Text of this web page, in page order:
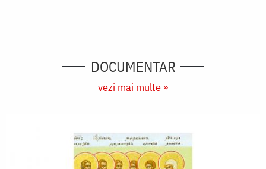
DOCUMENTAR
vezi mai multe »